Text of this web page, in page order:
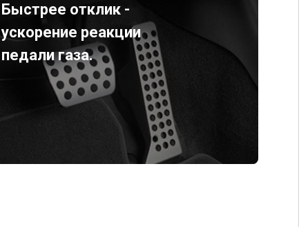
Быстрее отклик -
ускорение реакции
педали газа.